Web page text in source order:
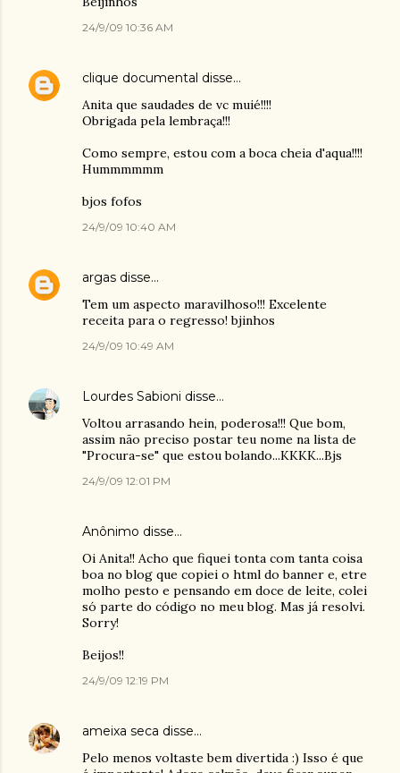
24/9/09 10:36 AM
clique documental disse…
Anita que saudades de vc muié!!!!
Obrigada pela lembraça!!!
Como sempre, estou com a boca cheia d'aqua!!!!
Hummmmmm
bjos fofos
24/9/09 10:40 AM
argas disse…
Tem um aspecto maravilhoso!!! Excelente
receita para o regresso! bjinhos
24/9/09 10:49 AM
Lourdes Sabioni disse…
Voltou arrasando hein, poderosa!!! Que bom,
assim não preciso postar teu nome na lista de
"Procura-se" que estou bolando...KKKK...Bjs
24/9/09 12:01 PM
Anônimo disse…
Oi Anita!! Acho que fiquei tonta com tanta coisa
boa no blog que copiei o html do banner e, etre
molho pesto e pensando em doce de leite, colei
só parte do código no meu blog. Mas já resolvi.
Sorry!
Beijos!!
24/9/09 12:19 PM
ameixa seca disse…
Pelo menos voltaste bem divertida :) Isso é que